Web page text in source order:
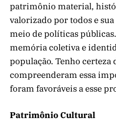
patrimônio material,
valorizado por todos e
meio de políticas
memória coletiva e
população. Tenho certeza
compreenderam essa
foram favoráveis a esse
Patrimônio Cultural